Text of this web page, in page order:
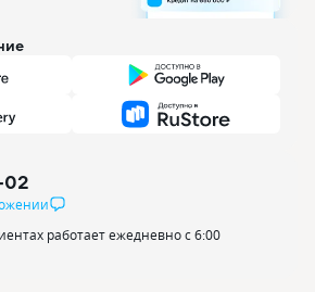
работает ежедневно с 6:00